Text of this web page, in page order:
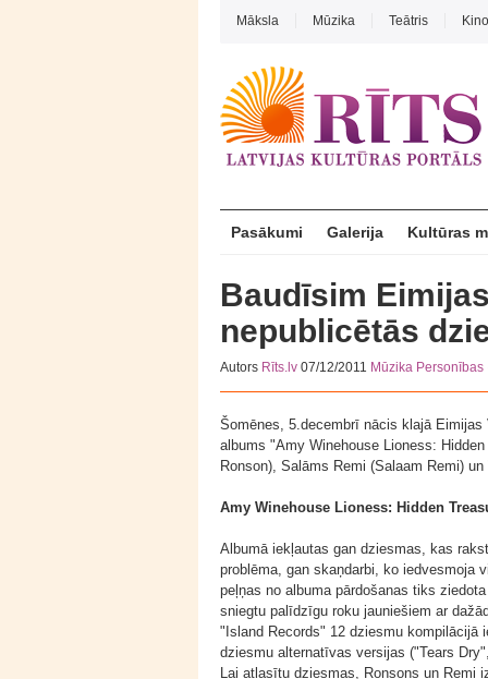
Māksla Mūzika Teātris Kino
Pasākumi Galerija Kultūras
Baudīsim
nepublicētās
Autors Rīts.lv 07/12/2011 Mūzika Personības
Šomēnes, 5.decembrī nācis klajā
albums "Amy Winehouse Lioness:
Ronson), Salāms Remi (Salaam Remi)
Amy Winehouse Lioness: Hidden
Albumā iekļautas gan dziesmas, kas
problēma, gan skaņdarbi, ko iedvesmoja
peļņas no albuma pārdošanas tiks
sniegtu palīdzīgu roku jauniešiem ar
"Island Records" 12 dziesmu kompilācijā
dziesmu alternatīvas versijas ("Tears
Lai atlasītu dziesmas, Ronsons un Remi